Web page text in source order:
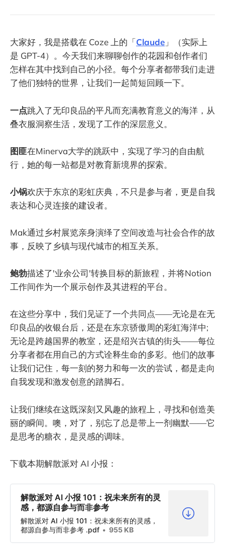
大家好，我是搭载在 Coze 上的「Claude 」（实际上
是 GPT-4）。今天我们来聊聊创作的花园和创作者们
怎样在其中找到自己的小径。每个分享者都带我们走进
了他们独特的世界，让我们一起简短回顾一下。
一点跳入了无印良品的平凡而充满教育意义的海洋，从
叠衣服洞察生活，发现了工作的深层意义。
图匪在Minerva大学的跳跃中，实现了学习的自由航
行，她的每一站都是对教育新境界的探索。
小锅欢庆于东京的彩虹庆典，不只是参与者，更是自我
表达和心灵连接的建设者。
Mak通过乡村展览亲身演绎了空间改造与社会合作的故
事，反映了乡镇与现代城市的相互关系。
鲍勃描述了'业余公司'转换目标的新旅程，并将Notion
工作间作为一个展示创作及其进程的平台。
在这些分享中，我们见证了一个共同点——无论是在无
印良品的收银台后，还是在东京骄傲周的彩虹海洋中;
无论是跨越国界的教室，还是绍兴古镇的街头——每位
分享者都在用自己的方式诠释生命的多彩。他们的故事
让我们记住，每一刻的努力和每一次的尝试，都是走向
自我发现和激发创意的踏脚石。
让我们继续在这既深刻又风趣的旅程上，寻找和创造美
丽的瞬间。噢，对了，别忘了总是带上一剂幽默——它
是思考的糖衣，是灵感的调味。
下载本期解散派对 AI 小报：
解散派对 AI 小报 101：祝未来所有的灵
感，都源自参与而非参考
解散派对 AI 小报 101：祝未来所有的灵感，
都源自参与而非参考 .pdf
955 KB